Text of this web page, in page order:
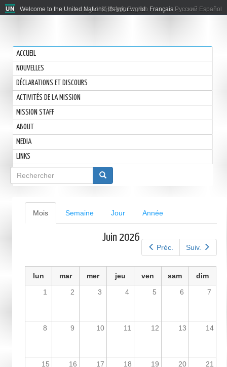
Welcome to the United Nations. It's your world.
العربية 简体中文 English Français Русский Español
ACCUEIL
NOUVELLES
DÉCLARATIONS ET DISCOURS
ACTIVITÉS DE LA MISSION
MISSION STAFF
ABOUT
MEDIA
LINKS
Formulaire
de
recherche
Onglets
principaux
Mois(onglet
actif)
Semaine Jour Année
Préc. Suiv.
Juin 2026
lun mar mer jeu ven sam
dim
1
2 3 4 5 6 7
8 9 10 11 12 13 14
15 16 17 18 19 20 21